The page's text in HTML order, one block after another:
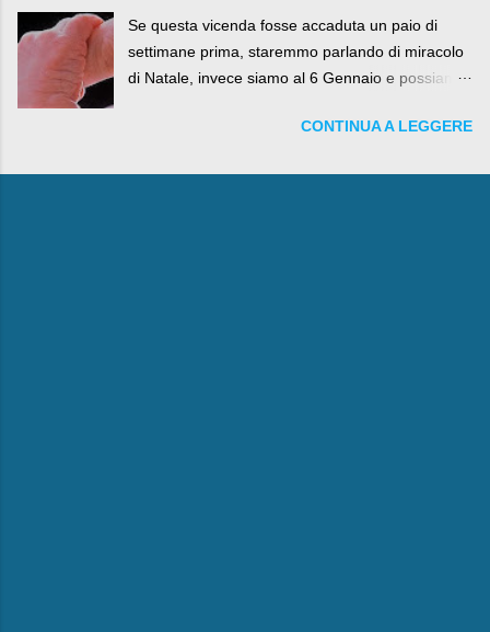
Se questa vicenda fosse accaduta un paio di
settimane prima, staremmo parlando di miracolo
di Natale, invece siamo al 6 Gennaio e possiamo
e la Befana, visto il lieto epilogo della vicenda.
CONTINUA A LEGGERE